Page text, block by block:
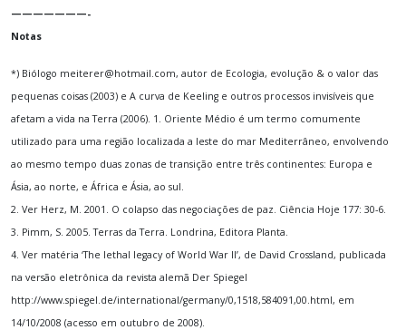
———————-
Notas
*) Biólogo meiterer@hotmail.com, autor de Ecologia, evolução & o valor das
pequenas coisas (2003) e A curva de Keeling e outros processos invisíveis que
afetam a vida na Terra (2006). 1. Oriente Médio é um termo comumente
utilizado para uma região localizada a leste do mar Mediterrâneo, envolvendo
ao mesmo tempo duas zonas de transição entre três continentes: Europa e
Ásia, ao norte, e África e Ásia, ao sul.
2. Ver Herz, M. 2001. O colapso das negociações de paz. Ciência Hoje 177: 30-6.
3. Pimm, S. 2005. Terras da Terra. Londrina, Editora Planta.
4. Ver matéria ‘The lethal legacy of World War II’, de David Crossland, publicada
na versão eletrônica da revista alemã Der Spiegel
http://www.spiegel.de/international/germany/0,1518,584091,00.html, em
14/10/2008 (acesso em outubro de 2008).